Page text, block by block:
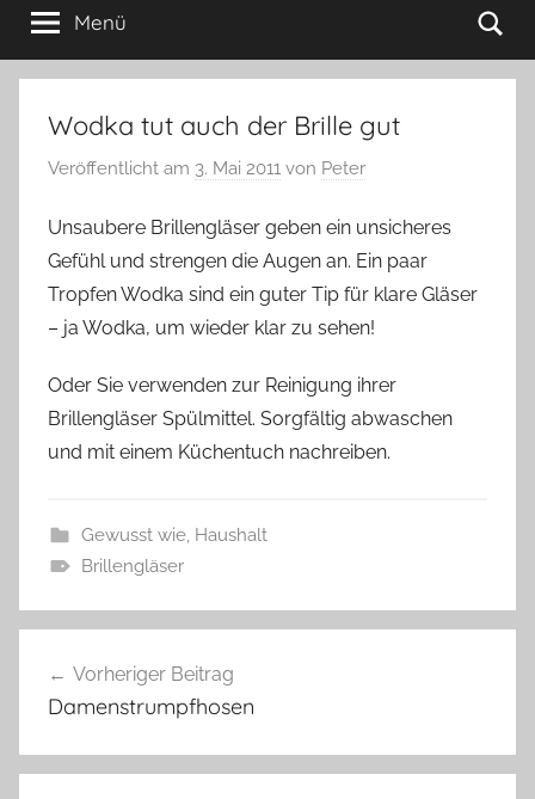
Menü
Wodka tut auch der Brille gut
Veröffentlicht am 3. Mai 2011 von Peter
Unsaubere Brillengläser geben ein unsicheres
Gefühl und strengen die Augen an. Ein paar
Tropfen Wodka sind ein guter Tip für klare Gläser
– ja Wodka, um wieder klar zu sehen!
Oder Sie verwenden zur Reinigung ihrer
Brillengläser Spülmittel. Sorgfältig abwaschen
und mit einem Küchentuch nachreiben.
Gewusst wie, Haushalt
Brillengläser
Vorheriger Beitrag
Damenstrumpfhosen